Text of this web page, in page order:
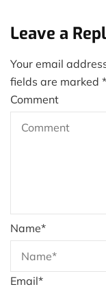
Leave a
Your email
fields are marked *
Comment
Name*
Email*